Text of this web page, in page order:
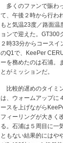
多くのファンで賑わ
て、午後２時から行わ
もと気温23度／路面温
ョンで迎えた。GT300
２時33分からコースイ
のQ1で、KeePer
ーを務めたのは石浦。
とがミッションだ。
比較的遅めのタイミ
は、ウォームアップに
ースを上げながら
フィーリングが大きく
る。石浦は５周目に一
ともない結果的にはや